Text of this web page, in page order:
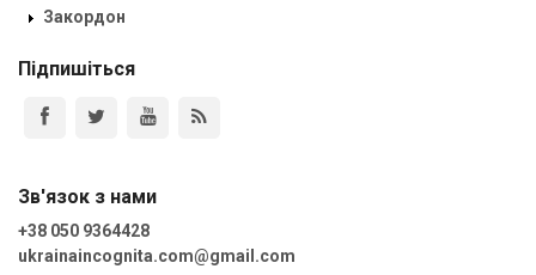
Закордон
Підпишіться
Зв'язок з нами
+38 050 9364428
ukrainaincognita.com@gmail.com